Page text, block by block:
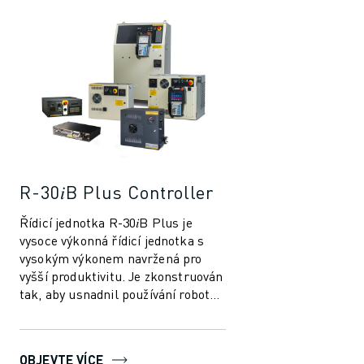
R-30𝑖B Plus Controller
Řídicí jednotka R-30𝑖B Plus je
vysoce výkonná řídicí jednotka s
vysokým výkonem navržená pro
vyšší produktivitu. Je zkonstruován
tak, aby usnadnil používání robotů
průmys...
OBJEVTE VÍCE